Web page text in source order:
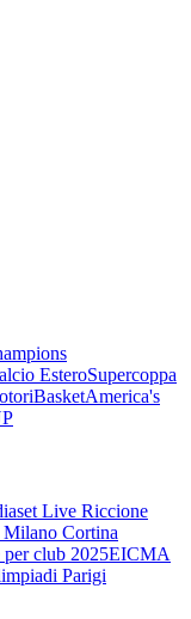
EsteroSupercoppa
BasketAmerica's
Live Riccione
Cortina
club 2025EICMA
Parigi